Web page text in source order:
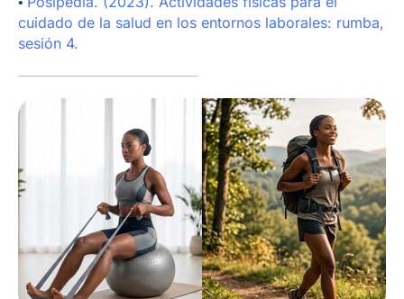
cuidado de la salud en los entornos laborales: rumba,
sesión 4.